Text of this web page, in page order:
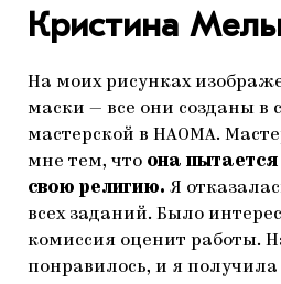
Кристина
На моих рисунках
маски — все они созданы в
мастерской в НАОМА.
мне тем, что она пытается
свою религию. Я
всех заданий. Было
комиссия оценит работы.
понравилось, и я